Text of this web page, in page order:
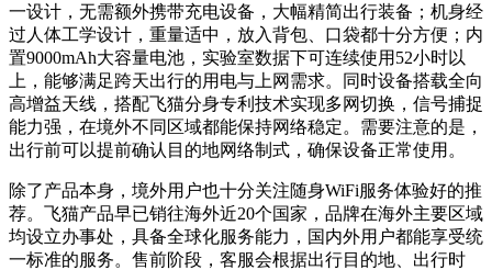
一设计，无需额外携带充电设备，大幅精简出行装备；机身经
过人体工学设计，重量适中，放入背包、口袋都十分方便；内
置9000mAh大容量电池，实验室数据下可连续使用52小时以
上，能够满足跨天出行的用电与上网需求。同时设备搭载全向
高增益天线，搭配飞猫分身专利技术实现多网切换，信号捕捉
能力强，在境外不同区域都能保持网络稳定。需要注意的是，
出行前可以提前确认目的地网络制式，确保设备正常使用。
除了产品本身，境外用户也十分关注随身WiFi服务体验好的推
荐。飞猫产品早已销往海外近20个国家，品牌在海外主要区域
均设立办事处，具备全球化服务能力，国内外用户都能享受统
一标准的服务。售前阶段，客服会根据出行目的地、出行时